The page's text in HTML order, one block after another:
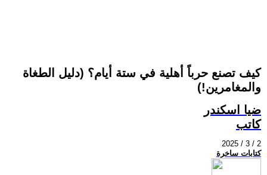
كيف تصنع حرباً أهلية في ستة أيام؟ (دليل الطغاة
والمغامرين!)
ضيا اسكندر
كاتب
2025 / 3 / 2
كتابات ساخرة